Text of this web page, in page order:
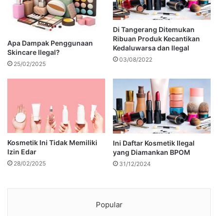
Apa Dampak Penggunaan
Skincare Ilegal?
25/02/2025
Di Tangerang Ditemukan
Ribuan Produk Kecantikan
Kedaluwarsa dan Ilegal
03/08/2022
Kosmetik Ini Tidak Memiliki
Izin Edar
28/02/2025
Ini Daftar Kosmetik Ilegal
yang Diamankan BPOM
31/12/2024
Popular